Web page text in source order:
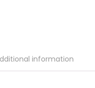
information